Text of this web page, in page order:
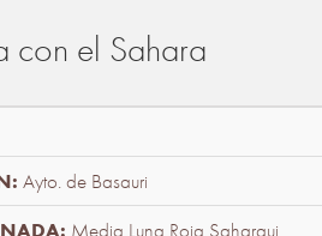
con el Sahara
Ayto. de Basauri
Media Luna Roja Saharaui